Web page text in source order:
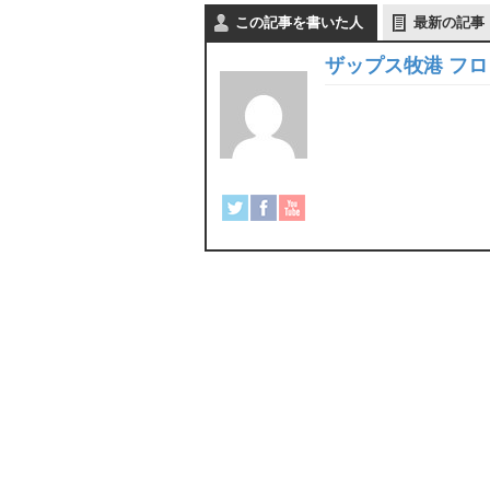
この記事を書いた人 最新の記事
ザップス牧港 フ